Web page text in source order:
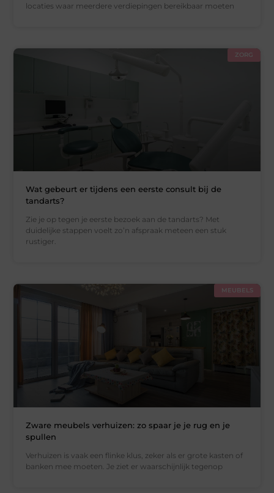
locaties waar meerdere verdiepingen bereikbaar moeten
ZORG
Wat gebeurt er tijdens een eerste consult bij de
tandarts?
Zie je op tegen je eerste bezoek aan de tandarts? Met
duidelijke stappen voelt zo’n afspraak meteen een stuk
rustiger.
MEUBELS
Zware meubels verhuizen: zo spaar je je rug en je
spullen
Verhuizen is vaak een flinke klus, zeker als er grote kasten of
banken mee moeten. Je ziet er waarschijnlijk tegenop